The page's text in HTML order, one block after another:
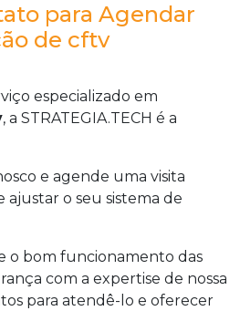
para Agendar
de cftv
especializado em
, a STRATEGIA.TECH é a
e agende uma visita
ajustar o seu sistema de
o bom funcionamento das
com a expertise de nossa
para atendê-lo e oferecer